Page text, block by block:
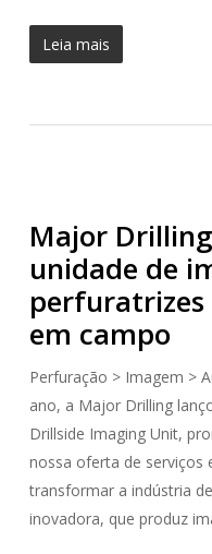
Leia mais
Major
unidade de
em campo
Perfuração > Imagem >
ano, a Major Drilling
Drillside Imaging Unit,
nossa oferta de serviços
transformar a indústria
inovadora, que produz